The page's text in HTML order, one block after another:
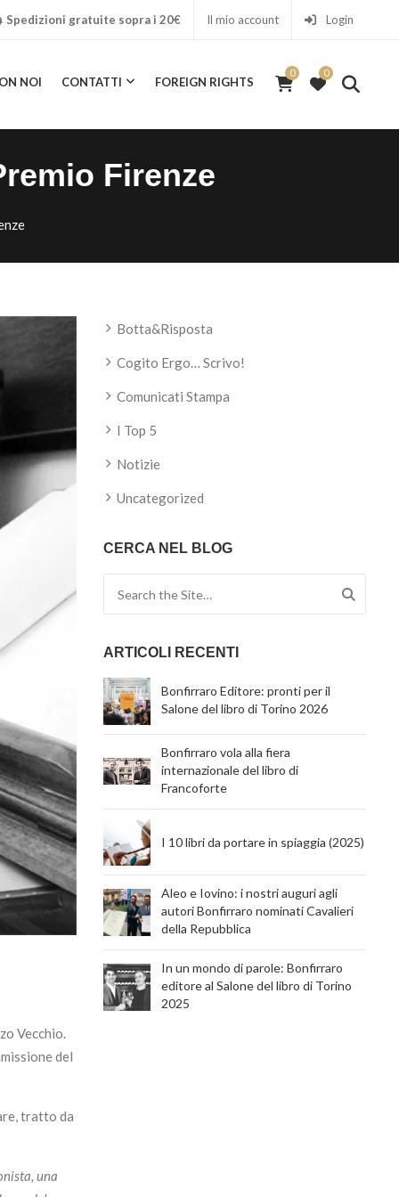
Spedizioni gratuite sopra i 20€ Il mio account Login
NOI CONTATTI FOREIGN RIGHTS
0
0
0
FOREIGN RIGHTS
Firenze
Vecchio.
del
tratto da
una
Botta&Risposta
Cogito Ergo… Scrivo!
Comunicati Stampa
I Top 5
Notizie
Uncategorized
CERCA NEL BLOG
ARTICOLI RECENTI
Bonfirraro Editore: pronti per il
Salone del libro di Torino 2026
Bonfirraro vola alla fiera
internazionale del libro di
Francoforte
I 10 libri da portare in spiaggia (2025)
Aleo e Iovino: i nostri auguri agli
autori Bonfirraro nominati Cavalieri
della Repubblica
In un mondo di parole: Bonfirraro
editore al Salone del libro di Torino
2025